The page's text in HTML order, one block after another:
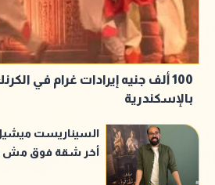
100 ألف جنيه إيرادات غرام في
بالإسكندرية
السيناريست
أخر شقة فوق مش